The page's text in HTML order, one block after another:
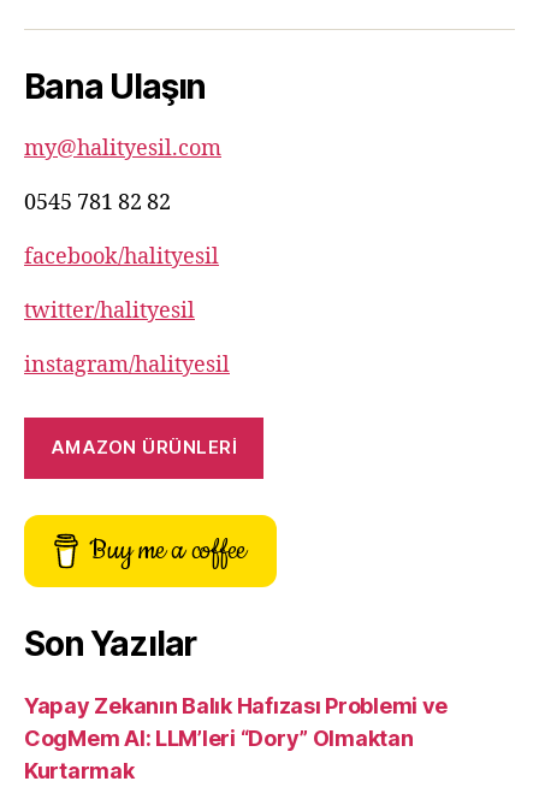
82
Bana Ulaşın
my@halityesil.com
0545 781 82 82
facebook/halityesil
twitter/halityesil
instagram/halityesil
AMAZON ÜRÜNLERİ
Buy me a coffee
Son Yazılar
Yapay Zekanın Balık Hafızası Problemi ve
CogMem AI: LLM’leri “Dory” Olmaktan
Kurtarmak